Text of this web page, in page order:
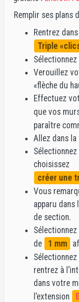
Remplir ses plans
Rentrez
Triple
Verouillez
«flèche du
Effectuez
que vos
paraître
Allez dans
choisissez
créer une
Vous
apparu dans
de section.
de
1 mm
rentrez à
dans votre
l’extension